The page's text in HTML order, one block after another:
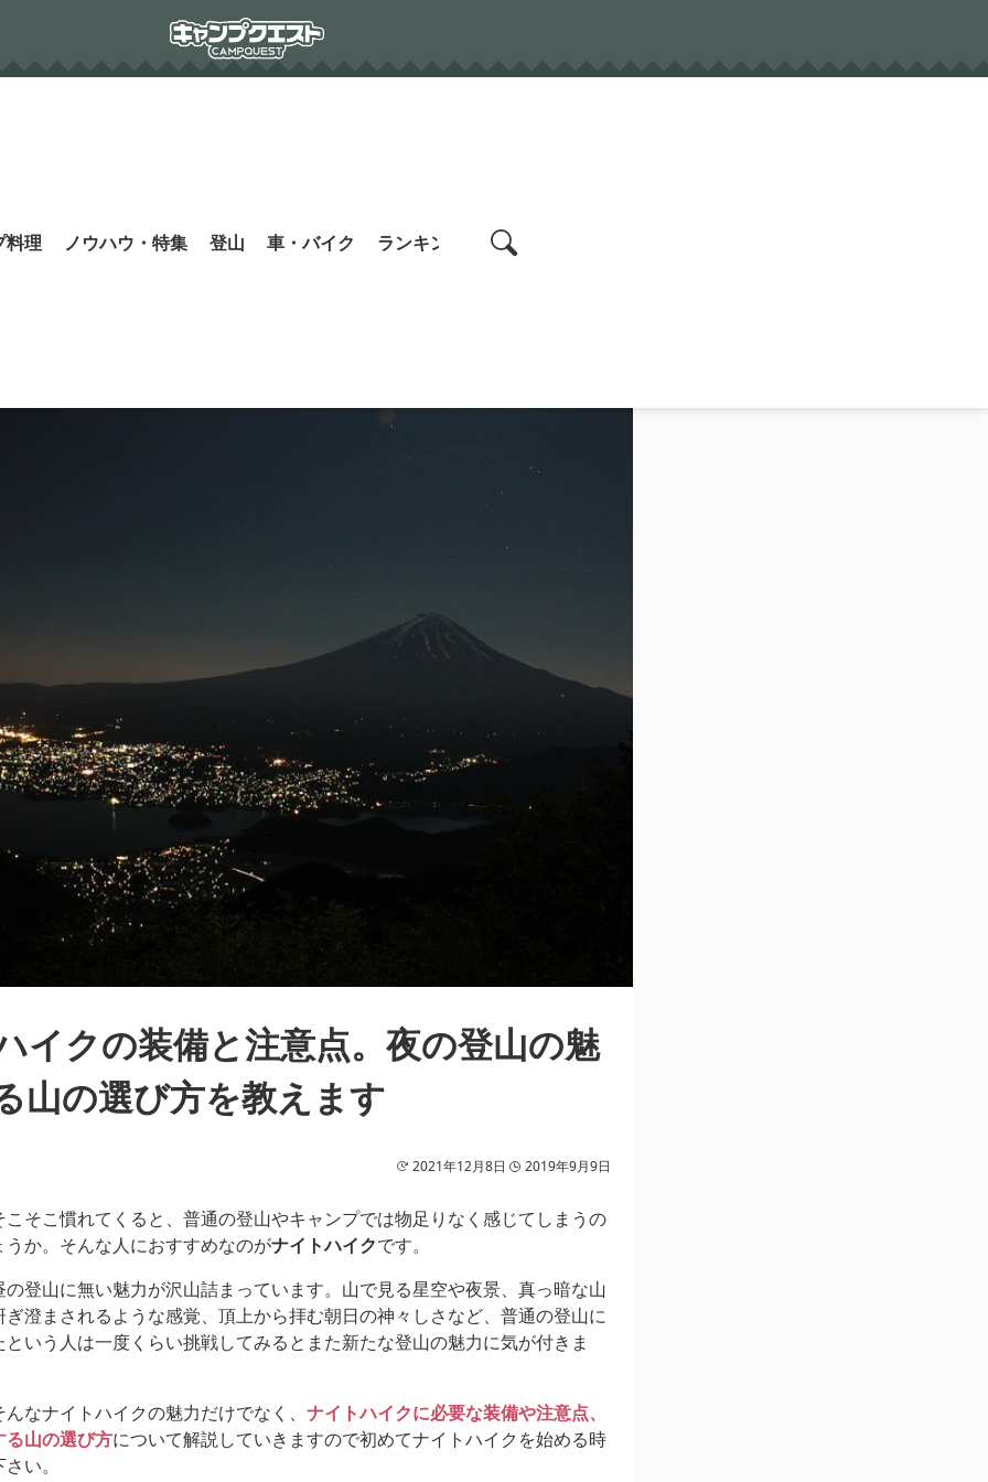
料理 ノウハウ・特集 登山 車・バイク ランキング search
イクの装備と注意点。夜の登山の魅
山の選び方を教えます
2021年12月8日 2019年9月9日
そこ慣れてくると、普通の登山やキャンプでは物足りなく感じてしまうの
か。そんな人におすすめなのがナイトハイクです。
登山に無い魅力が沢山詰まっています。山で見る星空や夜景、真っ暗な山
澄まされるような感覚、頂上から拝む朝日の神々しさなど、普通の登山に
いう人は一度くらい挑戦してみるとまた新たな登山の魅力に気が付きま
なナイトハイクの魅力だけでなく、 ナイトハイクに必要な装備や注意点、
る山の選び方について解説していきますので初めてナイトハイクを始める時
い。